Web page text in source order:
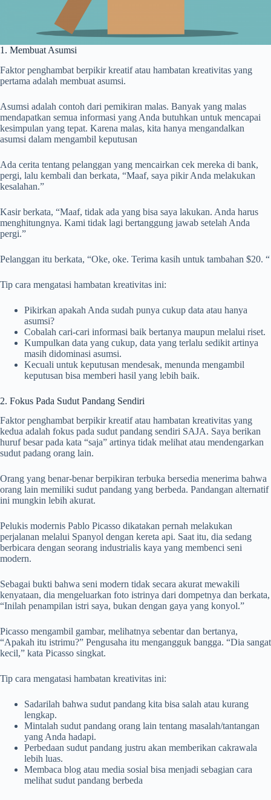
1. Membuat Asumsi
Faktor penghambat berpikir kreatif atau hambatan kreativitas yang
pertama adalah membuat asumsi.
Asumsi adalah contoh dari pemikiran malas. Banyak yang malas
mendapatkan semua informasi yang Anda butuhkan untuk mencapai
kesimpulan yang tepat. Karena malas, kita hanya mengandalkan
asumsi dalam mengambil keputusan
Ada cerita tentang pelanggan yang mencairkan cek mereka di bank,
pergi, lalu kembali dan berkata, “Maaf, saya pikir Anda melakukan
kesalahan.”
Kasir berkata, “Maaf, tidak ada yang bisa saya lakukan. Anda harus
menghitungnya. Kami tidak lagi bertanggung jawab setelah Anda
pergi.”
Pelanggan itu berkata, “Oke, oke. Terima kasih untuk tambahan $20. “
Tip cara mengatasi hambatan kreativitas ini:
Pikirkan apakah Anda sudah punya cukup data atau hanya
asumsi?
Cobalah cari-cari informasi baik bertanya maupun melalui riset.
Kumpulkan data yang cukup, data yang terlalu sedikit artinya
masih didominasi asumsi.
Kecuali untuk keputusan mendesak, menunda mengambil
keputusan bisa memberi hasil yang lebih baik.
2. Fokus Pada Sudut Pandang Sendiri
Faktor penghambat berpikir kreatif atau hambatan kreativitas yang
kedua adalah fokus pada sudut pandang sendiri SAJA. Saya berikan
huruf besar pada kata “saja” artinya tidak melihat atau mendengarkan
sudut padang orang lain.
Orang yang benar-benar berpikiran terbuka bersedia menerima bahwa
orang lain memiliki sudut pandang yang berbeda. Pandangan alternatif
ini mungkin lebih akurat.
Pelukis modernis Pablo Picasso dikatakan pernah melakukan
perjalanan melalui Spanyol dengan kereta api. Saat itu, dia sedang
berbicara dengan seorang industrialis kaya yang membenci seni
modern.
Sebagai bukti bahwa seni modern tidak secara akurat mewakili
kenyataan, dia mengeluarkan foto istrinya dari dompetnya dan berkata,
“Inilah penampilan istri saya, bukan dengan gaya yang konyol.”
Picasso mengambil gambar, melihatnya sebentar dan bertanya,
“Apakah itu istrimu?” Pengusaha itu mengangguk bangga. “Dia sangat
kecil,” kata Picasso singkat.
Tip cara mengatasi hambatan kreativitas ini:
Sadarilah bahwa sudut pandang kita bisa salah atau kurang
lengkap.
Mintalah sudut pandang orang lain tentang masalah/tantangan
yang Anda hadapi.
Perbedaan sudut pandang justru akan memberikan cakrawala
lebih luas.
Membaca blog atau media sosial bisa menjadi sebagian cara
melihat sudut pandang berbeda